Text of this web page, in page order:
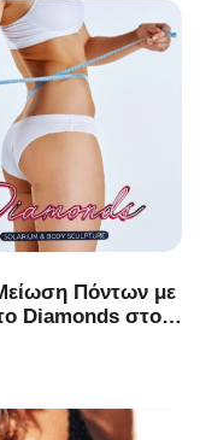
Πόντων με
Diamonds στο